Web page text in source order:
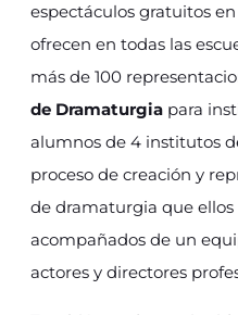
espectáculos gratuitos
ofrecen en todas las
más de 100
de Dramaturgia para
alumnos de 4 institutos
proceso de creación y
de dramaturgia que
acompañados de un
actores y directores